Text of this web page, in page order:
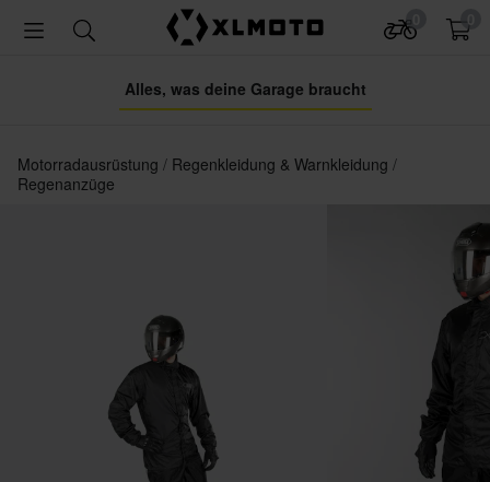
Alles, was deine Garage braucht
Motorradausrüstung
Regenkleidung & Warnkleidung
Regenanzüge